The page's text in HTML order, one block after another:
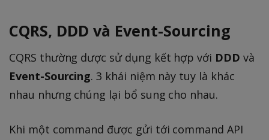
CQRS, DDD và Event-Sourcing
CQRS thường dược sử dụng kết hợp với DDD và
Event-Sourcing. 3 khái niệm này tuy là khác
nhau nhưng chúng lại bổ sung cho nhau.
Khi một command được gửi tới command API